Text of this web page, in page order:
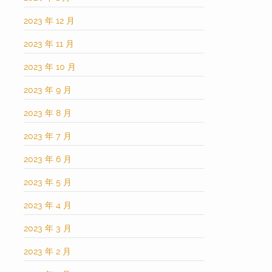
2023 年 12 月
2023 年 11 月
2023 年 10 月
2023 年 9 月
2023 年 8 月
2023 年 7 月
2023 年 6 月
2023 年 5 月
2023 年 4 月
2023 年 3 月
2023 年 2 月